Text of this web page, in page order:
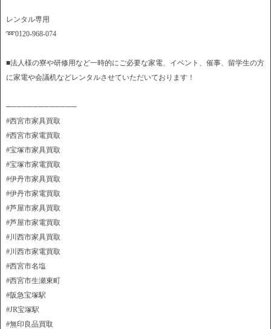
レンタル専用
➿0120-968-074
■法人様の寮や研修用など一時的にご必要な家電、イベント、催事、留学生の方
に家電や会議机などレンタルさせていただいております！
─────────────
#西宮市家具買取
#西宮市家電買取
#宝塚市家具買取
#宝塚市家電買取
#伊丹市家具買取
#伊丹市家電買取
#芦屋市家具買取
#芦屋市家電買取
#川西市家具買取
#川西市家電買取
#西宮市名塩
#西宮市生瀬東町
#阪急宝塚駅
#JR宝塚駅
#無印良品買取